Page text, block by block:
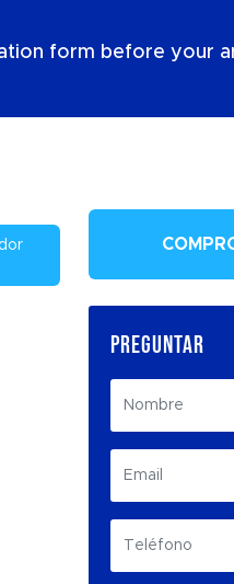
form before your
PREGUNTAR